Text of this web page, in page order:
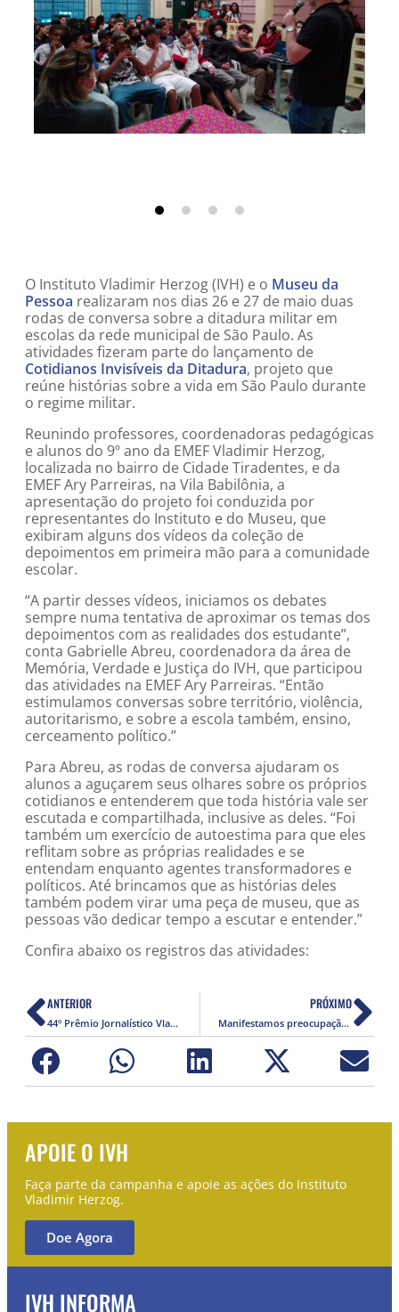
O Instituto Vladimir Herzog (IVH) e o Museu da
Pessoa realizaram nos dias 26 e 27 de maio duas
rodas de conversa sobre a ditadura militar em
escolas da rede municipal de São Paulo. As
atividades fizeram parte do lançamento de
Cotidianos Invisíveis da Ditadura, projeto que
reúne histórias sobre a vida em São Paulo durante
o regime militar.
Reunindo professores, coordenadoras pedagógicas
e alunos do 9º ano da EMEF Vladimir Herzog,
localizada no bairro de Cidade Tiradentes, e da
EMEF Ary Parreiras, na Vila Babilônia, a
apresentação do projeto foi conduzida por
representantes do Instituto e do Museu, que
exibiram alguns dos vídeos da coleção de
depoimentos em primeira mão para a comunidade
escolar.
“A partir desses vídeos, iniciamos os debates
sempre numa tentativa de aproximar os temas dos
depoimentos com as realidades dos estudante”,
conta Gabrielle Abreu, coordenadora da área de
Memória, Verdade e Justiça do IVH, que participou
das atividades na EMEF Ary Parreiras. “Então
estimulamos conversas sobre território, violência,
autoritarismo, e sobre a escola também, ensino,
cerceamento político.”
Para Abreu, as rodas de conversa ajudaram os
alunos a aguçarem seus olhares sobre os próprios
cotidianos e entenderem que toda história vale ser
escutada e compartilhada, inclusive as deles. “Foi
também um exercício de autoestima para que eles
reflitam sobre as próprias realidades e se
entendam enquanto agentes transformadores e
políticos. Até brincamos que as histórias deles
também podem virar uma peça de museu, que as
pessoas vão dedicar tempo a escutar e entender.”
Confira abaixo os registros das atividades:
ANTERIOR
44º Prêmio Jornalístico Vladimir Herzog de Anistia e Direitos Humanos abre inscrições
PRÓXIMO
Manifestamos preocupação com desaparecimentos de indigenista e jornalista na Amazônia
APOIE O IVH
Faça parte da campanha e apoie as ações do Instituto
Vladimir Herzog.
Doe Agora
IVH INFORMA